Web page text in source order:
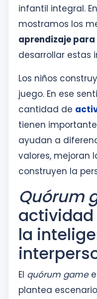
infantil integral.
mostramos los
aprendizaje para
desarrollar estas
Los niños
juego. En ese
cantidad de
tienen
ayudan a
valores, mejoran
construyen la
Quórum
actividad
la
El quórum game
plantea